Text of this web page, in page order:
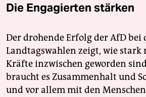
Die Engagierten stärken
Der drohende Erfolg der AfD bei
Landtagswahlen zeigt, wie stark
Kräfte inzwischen geworden
braucht es Zusammenhalt und
und vor allem mit den